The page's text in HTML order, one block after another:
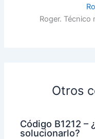
Roger. Técnico
Otros
Código B1212 –
solucionarlo?